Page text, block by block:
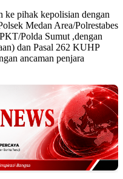
ke pihak kepolisian dengan
Medan Area/Polrestabes
Polda Sumut ,dengan
dan Pasal 262 KUHP
ancaman penjara